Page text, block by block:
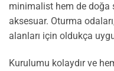
minimalist hem de doğa
aksesuar. Oturma
alanları için oldukça
Kurulumu kolaydır ve